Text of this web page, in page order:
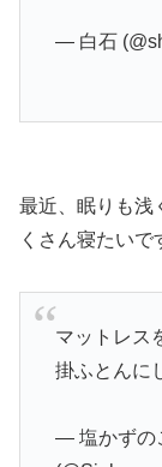
— 白石
最近、眠りも浅
くさん寝たいで
マットレス
掛ふとんに
— 塩かずの